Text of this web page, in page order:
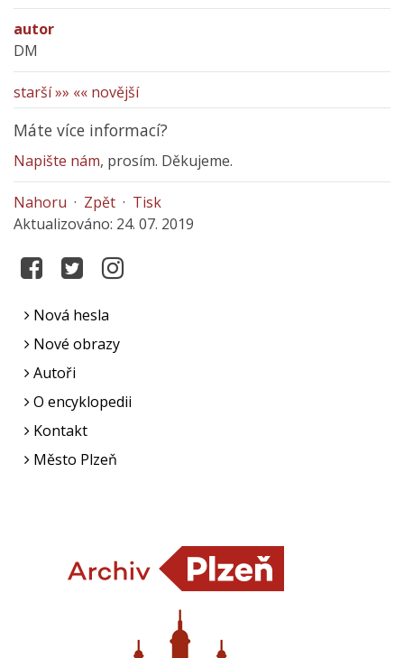
autor
DM
starší »» «« novější
Máte více informací?
Napište nám, prosím. Děkujeme.
Nahoru · Zpět · Tisk
Aktualizováno: 24. 07. 2019
Nová hesla
Nové obrazy
Autoři
O encyklopedii
Kontakt
Město Plzeň